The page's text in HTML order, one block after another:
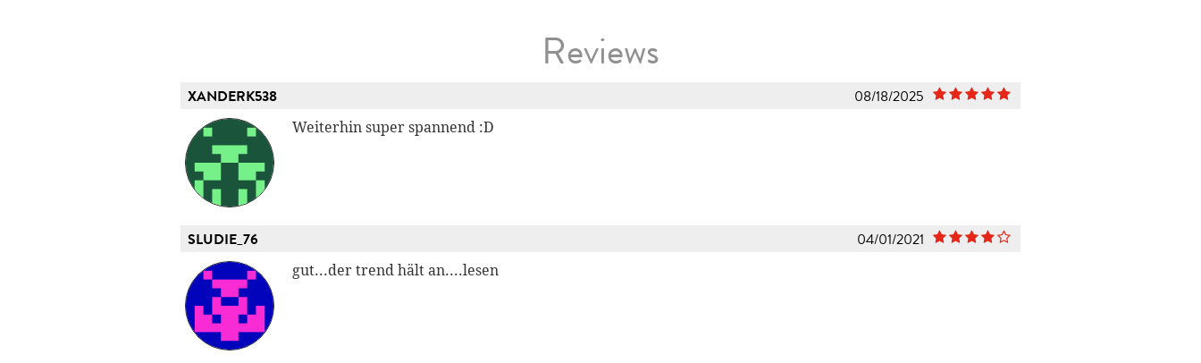
Reviews
XANDERK538 08/18/2025
Weiterhin super spannend :D
SLUDIE_76 04/01/2021
gut...der trend hält an....lesen